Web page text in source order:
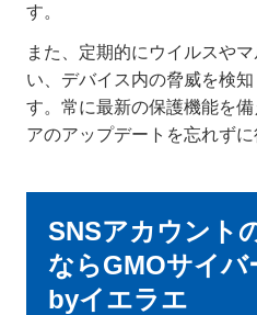
す。
また、定期的にウイルスや
い、デバイス内の脅威を検
す。常に最新の保護機能を
アのアップデートを忘れずに
SNSアカウント
ならGMOサイバ
byイエラエ